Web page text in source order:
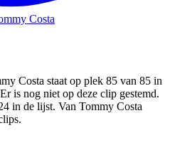
Costa
Costa staat op plek 85 van 85 in
is nog niet op deze clip gestemd.
in de lijst. Van Tommy Costa